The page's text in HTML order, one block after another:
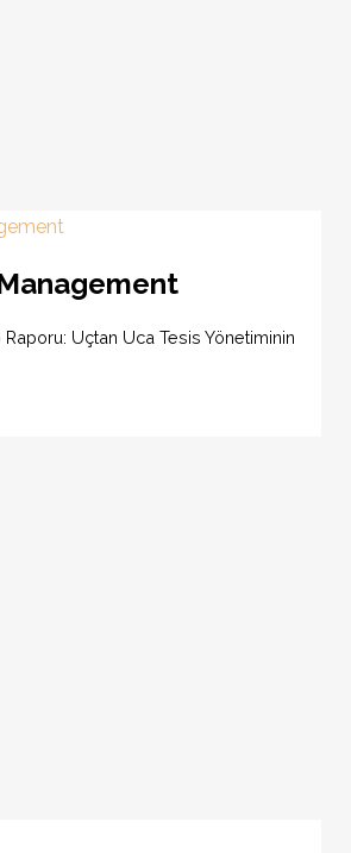
Uçtan Uca Tesis Yönetiminin